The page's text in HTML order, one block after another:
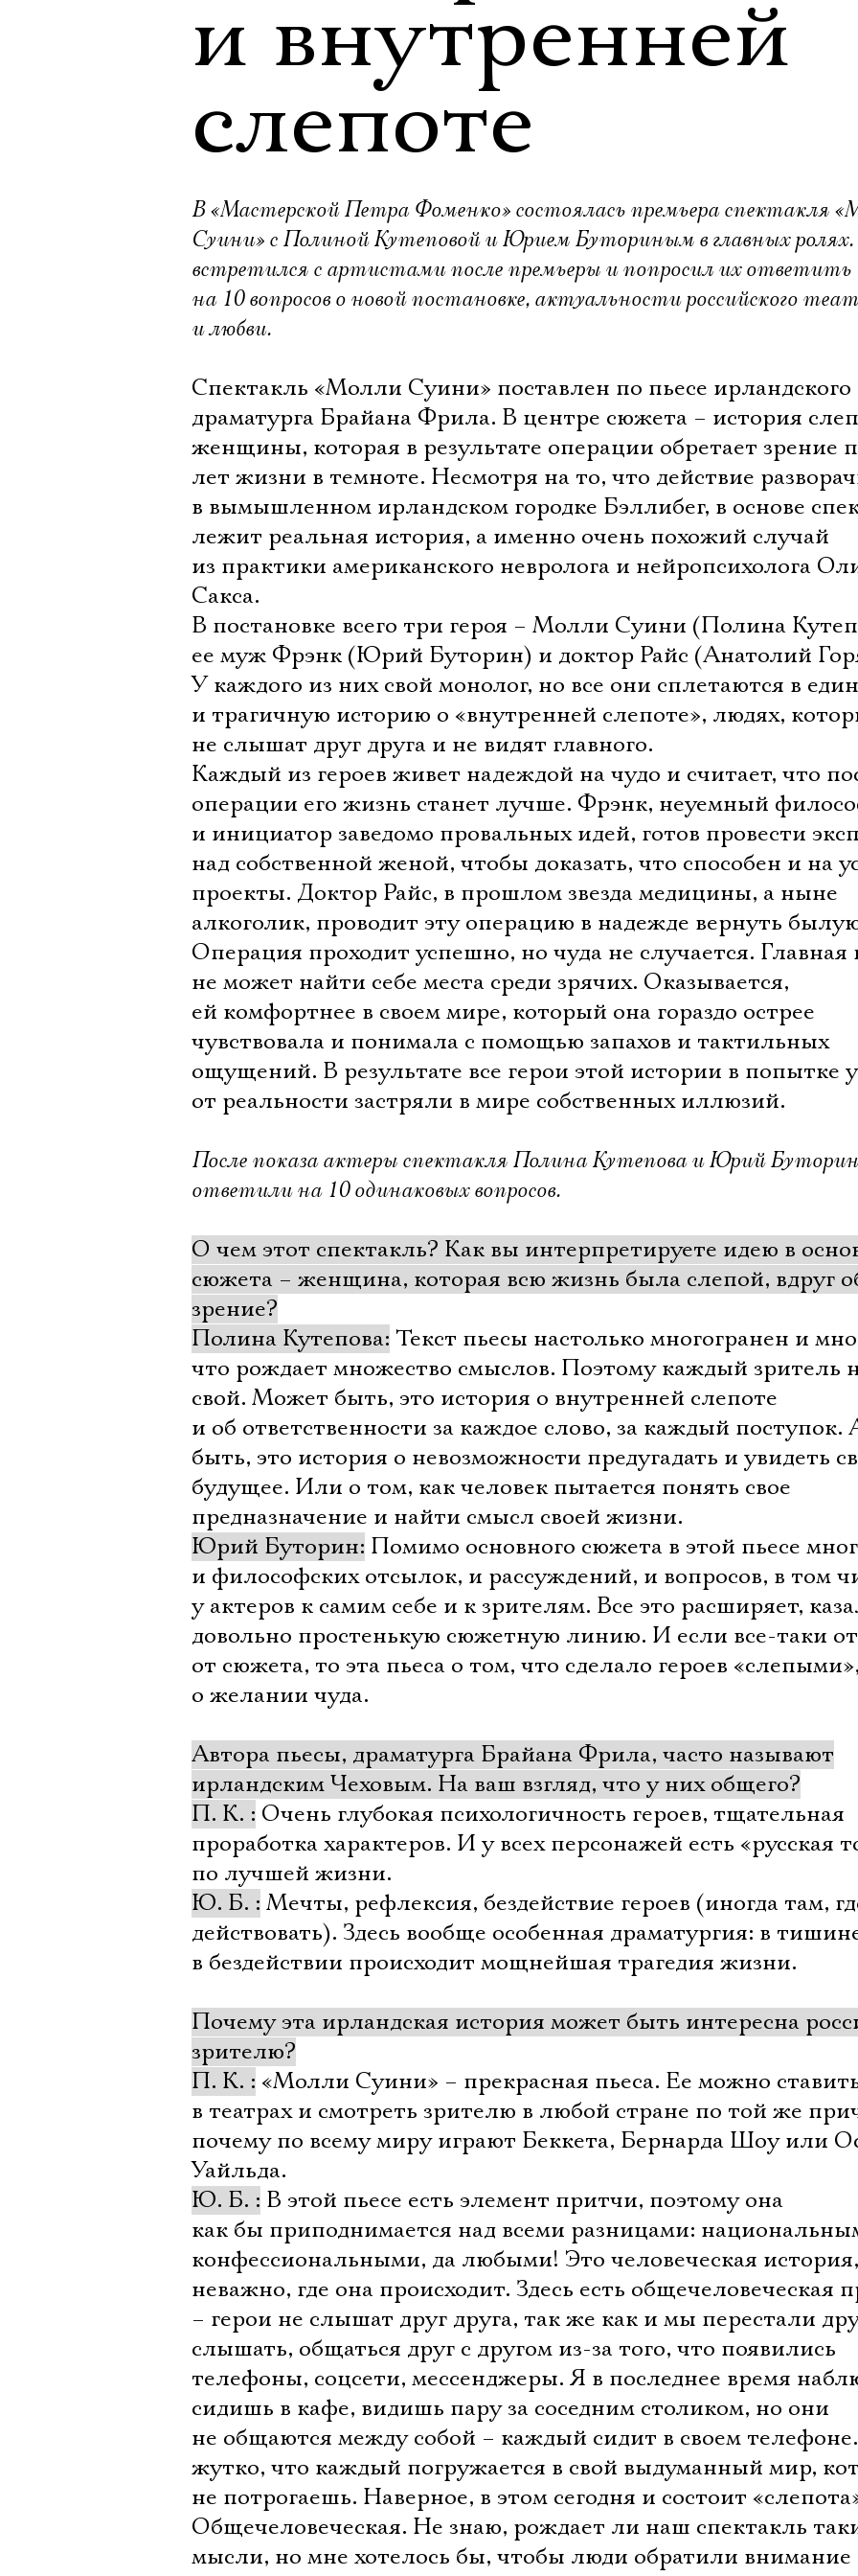
и внутренней
слепоте
В «Мастерской Петра Фоменко» состоялась премьера спектакля
Суини» с Полиной Кутеповой и Юрием Буториным в главных ролях.
встретился с артистами после премьеры и попросил их ответить
на 10 вопросов о новой постановке, актуальности российского
и любви.
Спектакль «Молли Суини» поставлен по пьесе ирландского
драматурга Брайана Фрила. В центре сюжета – история
женщины, которая в результате операции обретает зрение
лет жизни в темноте. Несмотря на то, что действие
в вымышленном ирландском городке Бэллибег, в основе
лежит реальная история, а именно очень похожий случай
из практики американского невролога и нейропсихолога
Сакса.
В постановке всего три героя – Молли Суини (Полина
ее муж Фрэнк (Юрий Буторин) и доктор Райс (Анатолий
У каждого из них свой монолог, но все они сплетаются в
и трагичную историю о «внутренней слепоте», людях,
не слышат друг друга и не видят главного.
Каждый из героев живет надеждой на чудо и считает, что
операции его жизнь станет лучше. Фрэнк, неуемный
и инициатор заведомо провальных идей, готов провести
над собственной женой, чтобы доказать, что способен и на
проекты. Доктор Райс, в прошлом звезда медицины, а ныне
алкоголик, проводит эту операцию в надежде вернуть
Операция проходит успешно, но чуда не случается. Главная
не может найти себе места среди зрячих. Оказывается,
ей комфортнее в своем мире, который она гораздо острее
чувствовала и понимала с помощью запахов и тактильных
ощущений. В результате все герои этой истории в попытке
от реальности застряли в мире собственных иллюзий.
После показа актеры спектакля Полина Кутепова и Юрий Буторин
ответили на 10 одинаковых вопросов.
О чем этот спектакль? Как вы интерпретируете идею в
сюжета – женщина, которая всю жизнь была слепой, вдруг
зрение?
Полина Кутепова: Текст пьесы настолько многогранен и
что рождает множество смыслов. Поэтому каждый зритель
свой. Может быть, это история о внутренней слепоте
и об ответственности за каждое слово, за каждый
быть, это история о невозможности предугадать и увидеть
будущее. Или о том, как человек пытается понять свое
предназначение и найти смысл своей жизни.
Юрий Буторин: Помимо основного сюжета в этой пьесе
и философских отсылок, и рассуждений, и вопросов, в том
у актеров к самим себе и к зрителям. Все это расширяет,
довольно простенькую сюжетную линию. И если все-таки
от сюжета, то эта пьеса о том, что сделало героев
о желании чуда.
Автора пьесы, драматурга Брайана Фрила, часто называют
ирландским Чеховым. На ваш взгляд, что у них общего?
П. К. : Очень глубокая психологичность героев, тщательная
проработка характеров. И у всех персонажей есть «русская
по лучшей жизни.
Ю. Б. : Мечты, рефлексия, бездействие героев (иногда там,
действовать). Здесь вообще особенная драматургия: в
в бездействии происходит мощнейшая трагедия жизни.
Почему эта ирландская история может быть интересна
зрителю?
П. К. : «Молли Суини» – прекрасная пьеса. Ее можно
в театрах и смотреть зрителю в любой стране по той же
почему по всему миру играют Беккета, Бернарда Шоу или
Уайльда.
Ю. Б. : В этой пьесе есть элемент притчи, поэтому она
как бы приподнимается над всеми разницами:
конфессиональными, да любыми! Это человеческая история,
неважно, где она происходит. Здесь есть общечеловеческая
– герои не слышат друг друга, так же как и мы перестали
слышать, общаться друг с другом из-за того, что появились
телефоны, соцсети, мессенджеры. Я в последнее время
сидишь в кафе, видишь пару за соседним столиком, но они
не общаются между собой – каждый сидит в своем
жутко, что каждый погружается в свой выдуманный мир,
не потрогаешь. Наверное, в этом сегодня и состоит
Общечеловеческая. Не знаю, рождает ли наш спектакль
мысли, но мне хотелось бы, чтобы люди обратили внимание
Имя
Ознакомиться